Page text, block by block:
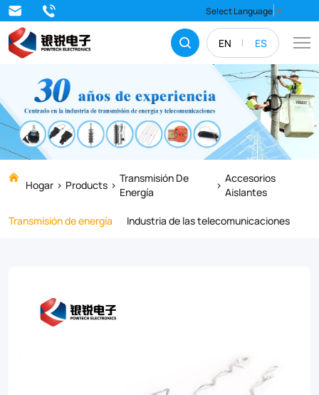
EN ES
Select Language ▼
Upgrade
your
electrical
insulation
standards
with
our
industrial-
Metal
Insulator
Ties.
Hogar Products
Transmisión De
Energía
Accesorios
Aislantes
Transmisión de energía
Industria de las telecomunicaciones